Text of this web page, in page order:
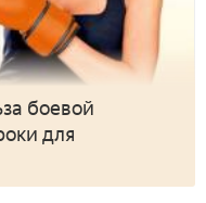
боевой
для